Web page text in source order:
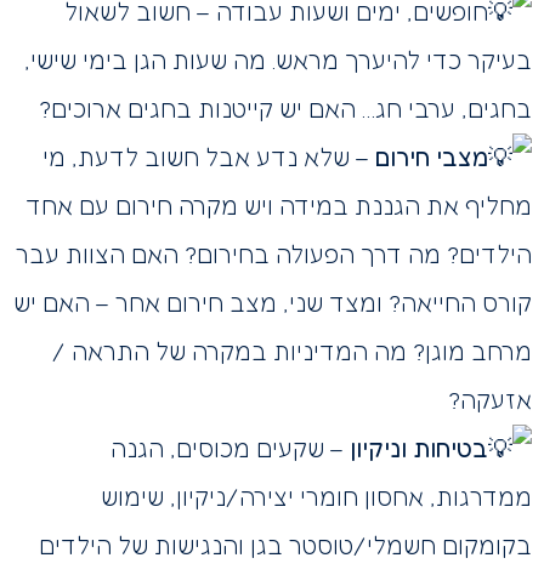
חופשים, ימים ושעות עבודה – חשוב לשאול
בעיקר כדי להיערך מראש. מה שעות הגן בימי שישי,
בחגים, ערבי חג… האם יש קייטנות בחגים ארוכים?
מצבי חירום – שלא נדע אבל חשוב לדעת, מי
מחליף את הגננת במידה ויש מקרה חירום עם אחד
הילדים? מה דרך הפעולה בחירום? האם הצוות עבר
קורס החייאה? ומצד שני, מצב חירום אחר – האם יש
מרחב מוגן? מה המדיניות במקרה של התראה /
אזעקה?
בטיחות וניקיון – שקעים מכוסים, הגנה
ממדרגות, אחסון חומרי יצירה/ניקיון, שימוש
בקומקום חשמלי/טוסטר בגן והנגישות של הילדים